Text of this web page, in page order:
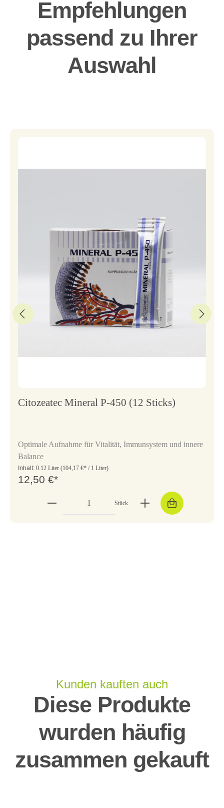
Empfehlungen
passend zu Ihrer
Auswahl
Citozeatec Mineral P-450 (12 Sticks)
Optimale Aufnahme für Vitalität, Immunsystem und innere
Balance
Inhalt: 0.12 Liter (104,17 €* / 1 Liter)
12,50 €*
Stück
Kunden kauften auch
Diese Produkte
wurden häufig
zusammen gekauft